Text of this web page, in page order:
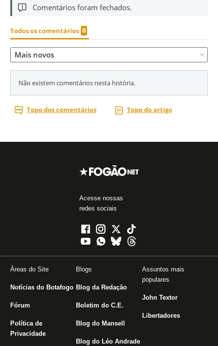
Acesse nossas
redes sociais
Áreas do Site
Notícias do Botafogo
Fórum
Política de
Privacidade
Blogs
Blog da Redação
Boletim do C.E.
Blog do Mansell
Blog do Léo Andrade
Assuntos mais
populares
John Textor
Libertadores